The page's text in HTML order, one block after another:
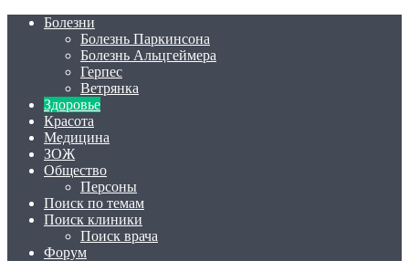
Болезни
Болезнь Паркинсона
Болезнь Альцгеймера
Герпес
Ветрянка
Здоровье
Красота
Медицина
ЗОЖ
Общество
Персоны
Поиск по темам
Поиск клиники
Поиск врача
Форум